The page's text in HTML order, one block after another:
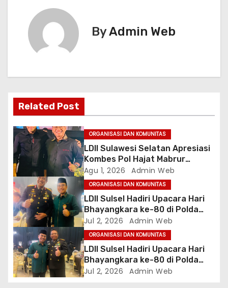
s
i
p
o
s
ByAdmin Web
Related Post
ORGANISASI DAN KOMUNITAS
LDII Sulawesi Selatan Apresiasi
Kombes Pol Hajat Mabrur
Bujangga, Sambut Dirintelkam
Baru Kombes Pol Dulfi Muis
Agu 1, 2026 Admin Web
ORGANISASI DAN KOMUNITAS
LDII Sulsel Hadiri Upacara Hari
Bhayangkara ke-80 di Polda
Sulsel, Tegaskan Komitmen
Sinergi Jaga Kamtibmas
Jul 2, 2026 Admin Web
ORGANISASI DAN KOMUNITAS
LDII Sulsel Hadiri Upacara Hari
Bhayangkara ke-80 di Polda
Sulsel, Tegaskan Komitmen
Jul 2, 2026 Admin Web